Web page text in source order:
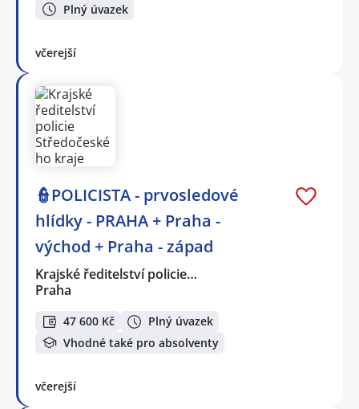
Plný úvazek
včerejší
👮POLICISTA - prvosledové
hlídky - PRAHA + Praha -
východ + Praha - západ
Krajské ředitelství policie…
Praha
47 600 Kč
Plný úvazek
Vhodné také pro absolventy
včerejší